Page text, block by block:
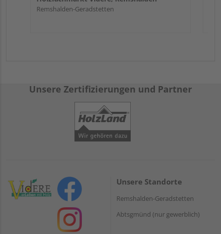
Remshalden-Geradstetten
Unsere Zertifizierungen und Partner
Unsere Standorte
Remshalden-Geradstetten
Abtsgmünd (nur gewerblich)